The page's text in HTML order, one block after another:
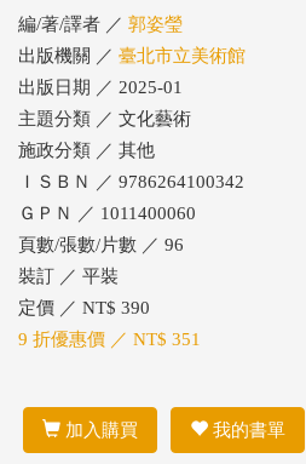
編/著/譯者 ／ 郭姿瑩
出版機關 ／ 臺北市立美術館
出版日期 ／ 2025-01
主題分類 ／ 文化藝術
施政分類 ／ 其他
ＩＳＢＮ ／ 9786264100342
ＧＰＮ ／ 1011400060
頁數/張數/片數 ／ 96
裝訂 ／ 平裝
定價 ／ NT$ 390
9 折優惠價 ／ NT$ 351
加入購買 我的書單